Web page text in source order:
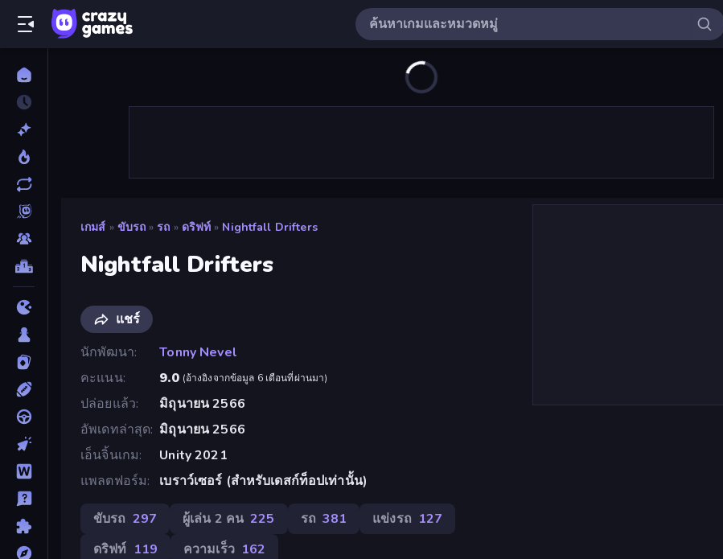
เกมส์ » ขับรถ » รถ » ดริฟท์ » Nightfall Drifters
Nightfall Drifters
แชร์
นักพัฒนา
Tonny Nevel
คะแนน
9.0 (อ้างอิงจากข้อมูล 6 เดือนที่ผ่านมา)
ปล่อยแล้ว
มิถุนายน 2566
อัพเดทล่าสุด มิถุนายน 2566
เอ็นจิ้นเกม
Unity 2021
แพลตฟอร์ม
เบราว์เซอร์ (สำหรับเดสก์ท็อปเท่านั้น)
ขับรถ 297 ผู้เล่น 2 คน 225 รถ 381 แข่งรถ 127
ดริฟท์ 119 ความเร็ว 162